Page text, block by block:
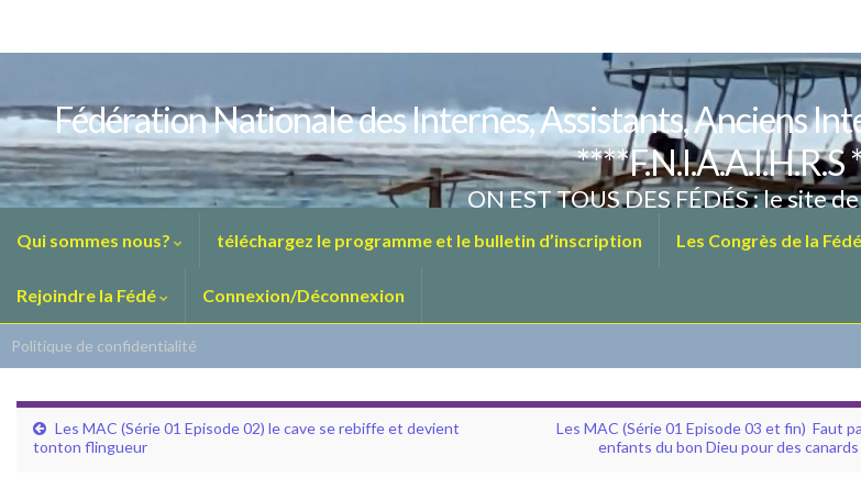
Fédération Nationale des Internes, Assistants, Anciens
****F.N.I.A.A.I.H.R.S
ON EST TOUS DES FÉDÉS : le site
Qui sommes nous? téléchargez le programme et le bulletin d’inscription Les Congrès de la Fédé
Rejoindre la Fédé Connexion/Déconnexion
Politique de confidentialité
Les MAC (Série 01 Episode 02) le cave se rebiffe et devient
tonton flingueur
Les MAC (Série 01 Episode 03 et fin) Faut
enfants du bon Dieu pour des